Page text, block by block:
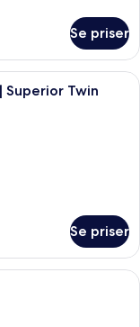
Se priser
med ett stort
Superior Twin
Se priser
Suite |